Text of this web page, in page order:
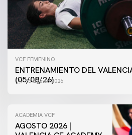
VCF FEMENINO
ENTRENAMIENTO DEL
(05/08/26)
05 agosto 2026
ACADEMIA VCF
AGOSTO 2026 |